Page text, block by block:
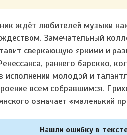
ждёт любителей музыки
Замечательный
сверкающую яркими и
раннего барокко,
исполнении молодой и
всем собравшимся.
означает «маленький
Нашли ошибку в